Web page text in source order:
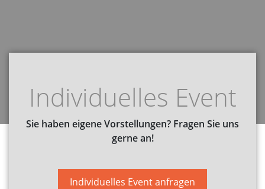
Individuelles Event
Sie haben eigene Vorstellungen? Fragen Sie uns
gerne an!
Individuelles Event anfragen